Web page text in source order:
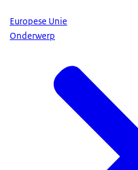
Europese Unie
Onderwerp